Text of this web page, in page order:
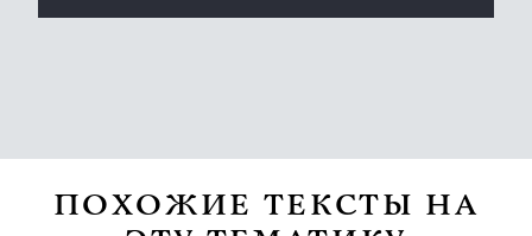
ПОХОЖИЕ ТЕКСТЫ НА